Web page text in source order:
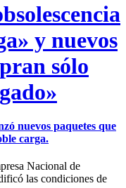
y nuevos
sólo
nuevos paquetes que
carga.
Nacional de
las condiciones de